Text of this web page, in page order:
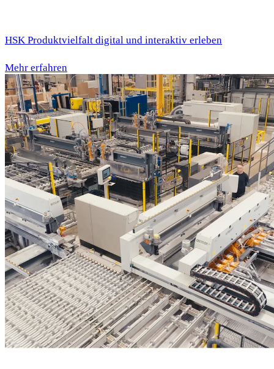
HSK Produktvielfalt digital und interaktiv erleben
Mehr erfahren